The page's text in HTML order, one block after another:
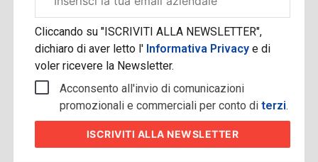
aziendale
Cliccando su "ISCRIVITI ALLA NEWSLETTER",
dichiaro di aver letto l' Informativa Privacye di
voler ricevere la Newsletter.
Acconsento all'invio di comunicazioni
promozionali e commerciali per conto diterzi.
ISCRIVITI ALLA NEWSLETTER